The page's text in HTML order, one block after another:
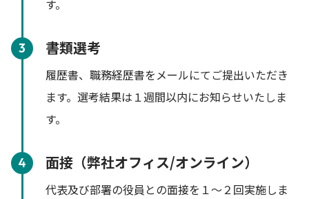
す。
3 書類選考
履歴書、職務経歴書をメールにてご提出いただき
ます。選考結果は１週間以内にお知らせいたしま
す。
4 面接（弊社オフィス/オンライン）
代表及び部署の役員との面接を１～２回実施しま